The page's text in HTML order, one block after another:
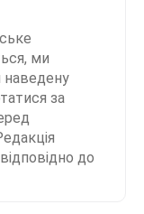
ми
за
до